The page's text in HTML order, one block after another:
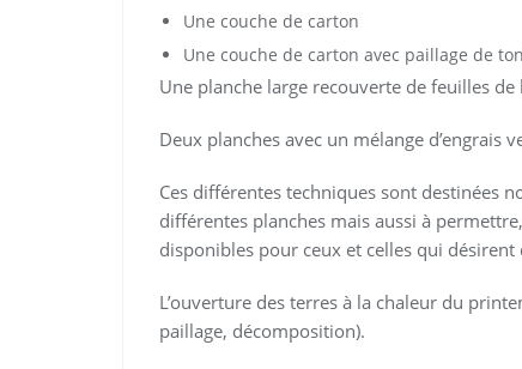
Une couche de carton
Une couche de carton avec paillage de
Une planche large recouverte de feuilles de
Deux planches avec un mélange d’engrais
Ces différentes techniques sont destinées
différentes planches mais aussi à
disponibles pour ceux et celles qui
L’ouverture des terres à la chaleur du
paillage, décomposition).